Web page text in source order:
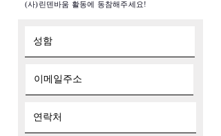
(사)린덴바움 활동에 동참해주세요!